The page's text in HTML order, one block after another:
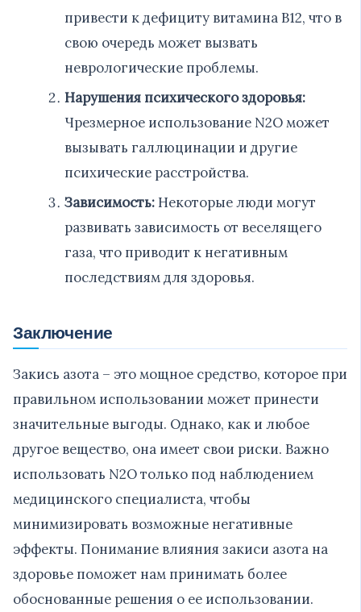
привести к дефициту витамина B12, что в
свою очередь может вызвать
неврологические проблемы.
Нарушения психического здоровья:
Чрезмерное использование N2O может
вызывать галлюцинации и другие
психические расстройства.
Зависимость:Некоторые люди могут
развивать зависимость от веселящего
газа, что приводит к негативным
последствиям для здоровья.
Заключение
Закись азота – это мощное средство, которое при
правильном использовании может принести
значительные выгоды. Однако, как и любое
другое вещество, она имеет свои риски. Важно
использовать N2O только под наблюдением
медицинского специалиста, чтобы
минимизировать возможные негативные
эффекты. Понимание влияния закиси азота на
здоровье поможет нам принимать более
обоснованные решения о ее использовании.